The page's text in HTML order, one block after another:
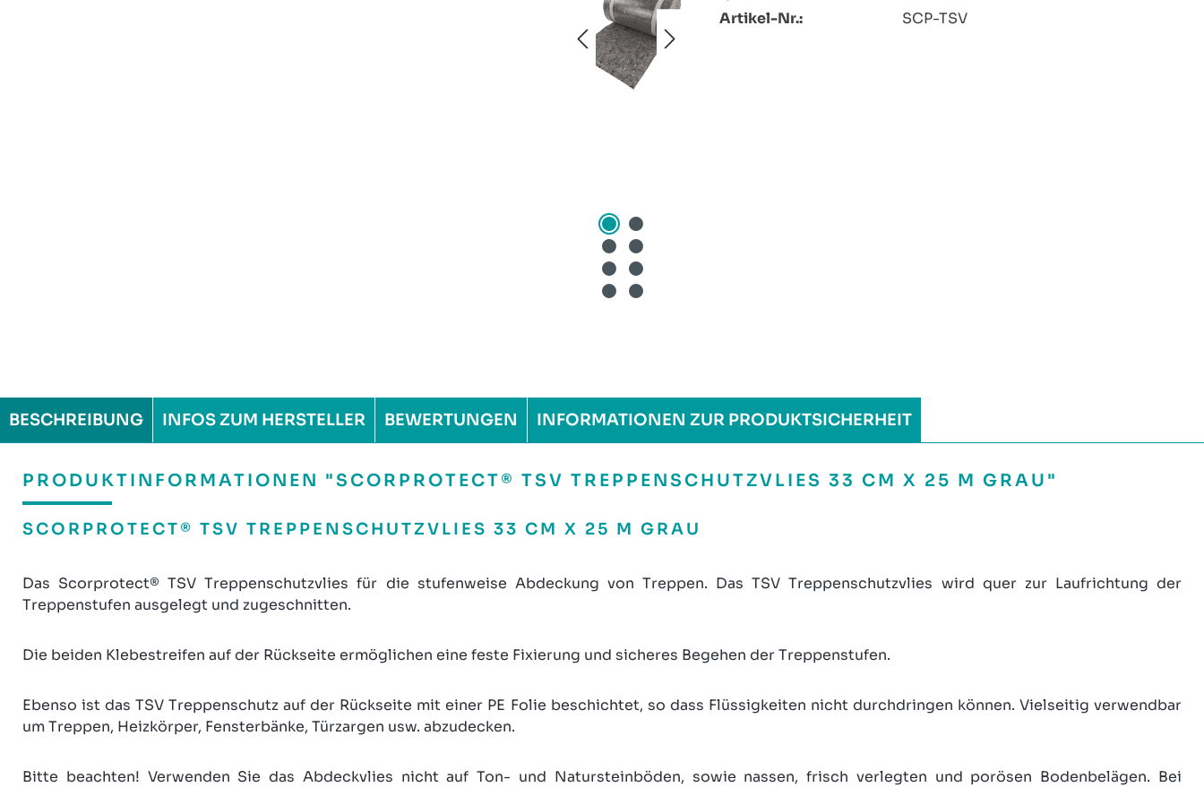
Artikel-Nr.: SCP-TSV
BESCHREIBUNG INFOS ZUM HERSTELLER BEWERTUNGEN INFORMATIONEN ZUR PRODUKTSICHERHEIT
PRODUKTINFORMATIONEN "SCORPROTECT® TSV TREPPENSCHUTZVLIES 33 CM X 25 M GRAU"
SCORPROTECT® TSV TREPPENSCHUTZVLIES 33 CM X 25 M GRAU
Das Scorprotect® TSV Treppenschutzvlies für die stufenweise Abdeckung von Treppen. Das TSV Treppenschutzvlies wird quer zur Laufrichtung der
Treppenstufen ausgelegt und zugeschnitten.
Die beiden Klebestreifen auf der Rückseite ermöglichen eine feste Fixierung und sicheres Begehen der Treppenstufen.
Ebenso ist das TSV Treppenschutz auf der Rückseite mit einer PE Folie beschichtet, so dass Flüssigkeiten nicht durchdringen können. Vielseitig verwendbar
um Treppen, Heizkörper, Fensterbänke, Türzargen usw. abzudecken.
Bitte beachten! Verwenden Sie das Abdeckvlies nicht auf Ton- und Natursteinböden, sowie nassen, frisch verlegten und porösen Bodenbelägen. Bei